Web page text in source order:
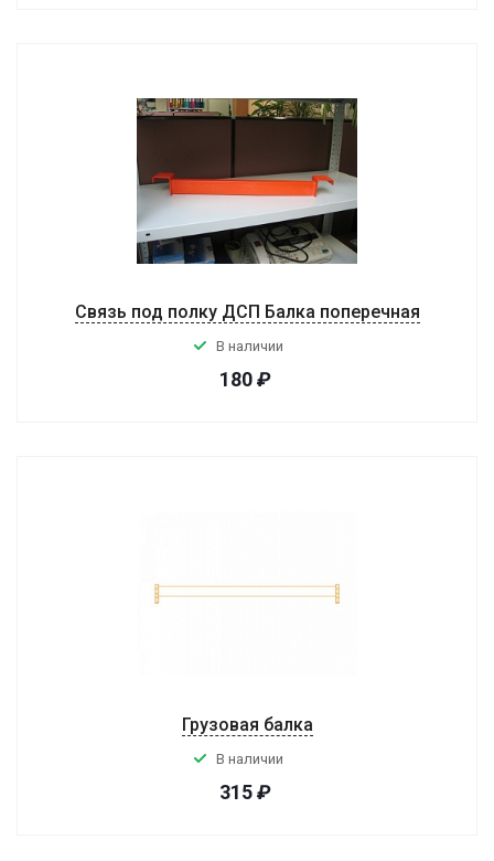
Связь под полку ДСП Балка поперечная
В наличии
180₽
Грузовая балка
В наличии
315₽